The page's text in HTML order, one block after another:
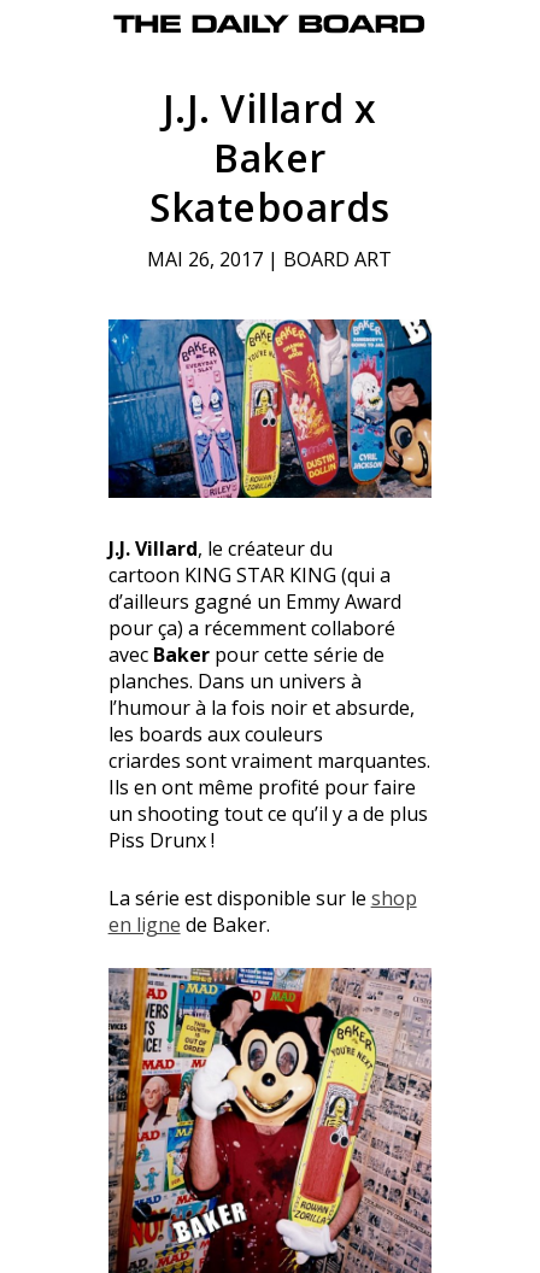
J.J. Villard x
Baker
Skateboards
MAI 26, 2017 | BOARD ART
J.J. Villard, le créateur du
cartoon KING STAR KING (qui a
d’ailleurs gagné un Emmy Award
pour ça) a récemment collaboré
avec Bakerpour cette série de
planches. Dans un univers à
l’humour à la fois noir et absurde,
les boards aux couleurs
criardes sont vraiment marquantes.
Ils en ont même profité pour faire
un shooting tout ce qu’il y a de plus
Piss Drunx !
La série est disponible sur le shop
en ligne de Baker.